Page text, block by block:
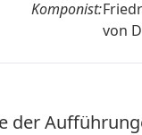
Komponist:
von
der